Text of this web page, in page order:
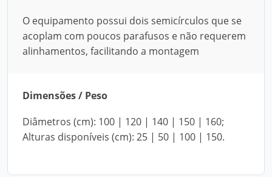
O equipamento possui dois semicírculos que se
acoplam com poucos parafusos e não requerem
alinhamentos, facilitando a montagem
Dimensões / Peso
Diâmetros (cm): 100 | 120 | 140 | 150 | 160;
Alturas disponíveis (cm): 25 | 50 | 100 | 150.